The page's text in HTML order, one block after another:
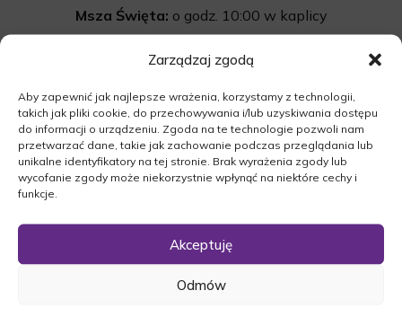
Zarządzaj zgodą
Aby zapewnić jak najlepsze wrażenia, korzystamy z technologii,
takich jak pliki cookie, do przechowywania i/lub uzyskiwania dostępu
do informacji o urządzeniu. Zgoda na te technologie pozwoli nam
przetwarzać dane, takie jak zachowanie podczas przeglądania lub
unikalne identyfikatory na tej stronie. Brak wyrażenia zgody lub
wycofanie zgody może niekorzystnie wpłynąć na niektóre cechy i
funkcje.
Akceptuję
Odmów
Msza Święta: o godz. 10:00 w kaplicy
Kościelna 6, 67-416 Konotop
Cmentarz:Uroczystość pogrzebowa
rozpocznie się po mszy św. na cmentarzu
parafialnym w Konotopie.
Kościelna 6, 67-416 Konotop